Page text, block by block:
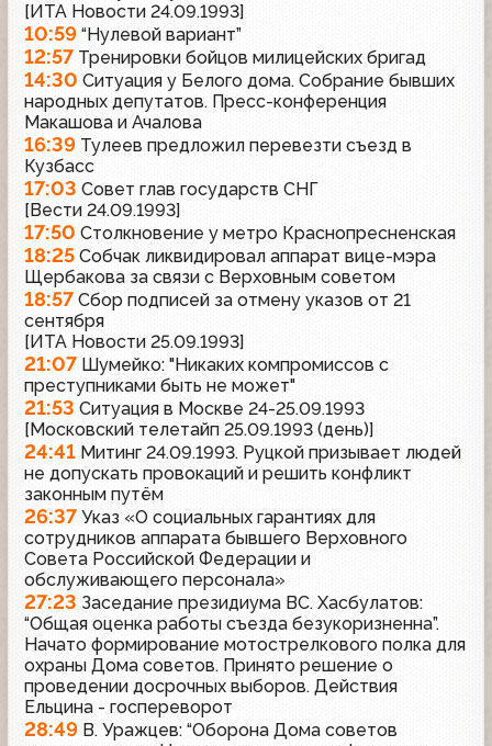
[ИТА Новости 24.09.1993]
10:59 “Нулевой вариант”
12:57 Тренировки бойцов милицейских бригад
14:30 Ситуация у Белого дома. Собрание бывших
народных депутатов. Пресс-конференция
Макашова и Ачалова
16:39 Тулеев предложил перевезти съезд в
Кузбасс
17:03 Совет глав государств СНГ
[Вести 24.09.1993]
17:50 Столкновение у метро Краснопресненская
18:25 Собчак ликвидировал аппарат вице-мэра
Щербакова за связи с Верховным советом
18:57 Сбор подписей за отмену указов от 21
сентября
[ИТА Новости 25.09.1993]
21:07 Шумейко: "Никаких компромиссов с
преступниками быть не может"
21:53 Ситуация в Москве 24-25.09.1993
[Московский телетайп 25.09.1993 (день)]
24:41 Митинг 24.09.1993. Руцкой призывает людей
не допускать провокаций и решить конфликт
законным путём
26:37 Указ «О социальных гарантиях для
сотрудников аппарата бывшего Верховного
Совета Российской Федерации и
обслуживающего персонала»
27:23 Заседание президиума ВС. Хасбулатов:
“Общая оценка работы съезда безукоризненна”.
Начато формирование мотострелкового полка для
охраны Дома советов. Принято решение о
проведении досрочных выборов. Действия
Ельцина - госпереворот
28:49 В. Уражцев: “Оборона Дома советов